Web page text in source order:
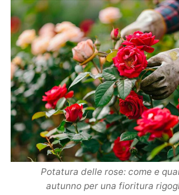
Potatura delle rose: come e
autunno per una fioritura